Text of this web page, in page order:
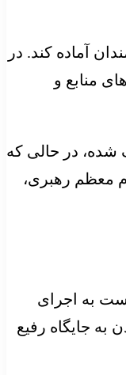
آماده کند. در
منابع و
شده، در حالی که
معظم رهبری،
به اجرای
جایگاه رفیع